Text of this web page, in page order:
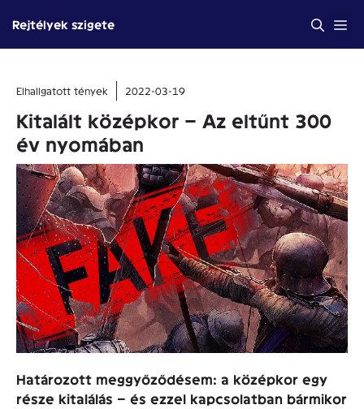
tartalomba
Rejtélyek szigete
Elhallgatott tények 2022-03-19
Kitalált középkor – Az eltűnt 300
év nyomában
Határozott meggyőződésem: a középkor egy
része kitalálás – és ezzel kapcsolatban bármikor